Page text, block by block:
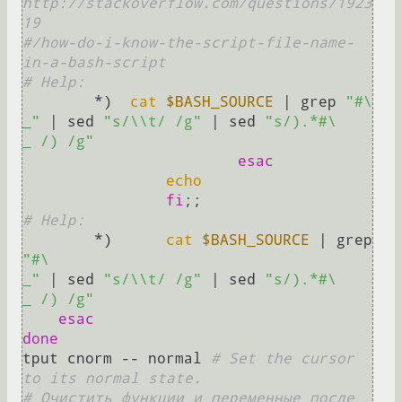
http://stackoverflow.com/questions/1923
19
#/how-do-i-know-the-script-file-name-
in-a-bash-script
# Help:
	*)
cat $BASH_SOURCE | grep
"#\
_"
| sed "s/\\t/ /g" | sed
"s/).*#\
_ /) /g"
esac
echo
fi
# Help:
cat $BASH_SOURCE
| grep
"#\
_"
| sed "s/\\t/ /g" | sed
"s/).*#\
_ /) /g"
esac
done
tput cnorm -- normal # Set the cursor
to its normal state.
# Очистить функции и переменные после